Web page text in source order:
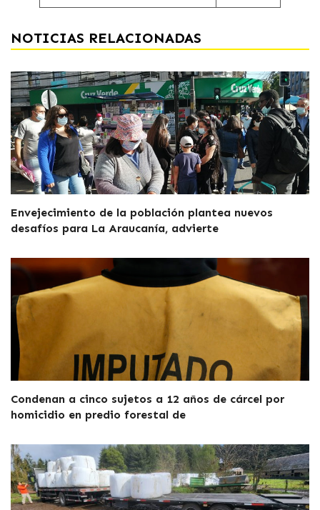
NOTICIAS RELACIONADAS
Envejecimiento de la población plantea nuevos
desafíos para La Araucanía, advierte
Condenan a cinco sujetos a 12 años de cárcel por
homicidio en predio forestal de